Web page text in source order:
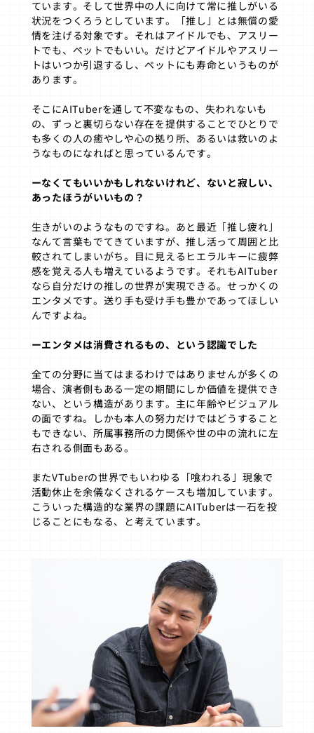
ています。そして世界中の人に向けて常に推しがいる
状況をつくろうとしています。「推し」とは無償の愛
情を注げる対象です。それはアイドルでも、アスリー
トでも、ペットでもいい。だけどアイドルやアスリー
トはいつか引退するし、ペットにも寿命というものが
あります。
そこにAITuberを通して不変なもの、失われないも
の、ずっと裏切らない存在を提供することでひとりで
も多くの人の癒やしや心の拠り所、あるいは救いのよ
うなものになればと思っているんです。
ーなくてもいいかもしれないけれど、ないと寂しい、
あったほうがいいもの？
生きがいのようなものですね。あと最近「推し疲れ」
なんて言葉もでてきていますが、推し活って周囲と比
較されてしまいがち。目に見えるヒエラルキーに疲弊
感を覚える人も増えているようです。それもAITuber
なら自分だけの推しの世界が実現できる。せっかくの
エンタメです。送り手も受け手も豊かであってほしい
んですよね。
ーエンタメは消費されるもの、という認識でした
全ての分野に当てはまるわけではありませんが多くの
場合、演者側もある一定の期間にしか価値を提供でき
ない、という構造があります。主に年齢やビジュアル
の面ですね。しかも本人の努力だけではどうすること
もできない、所属事務所の力関係や世の中の流れに左
右される側面もある。
またVTuberの世界でもいわゆる「喰われる」現象で
活動休止を余儀なくされるケースも増加しています。
こういった構造的な業界の課題にAITuberは一石を投
じることにもなる、と考えています。